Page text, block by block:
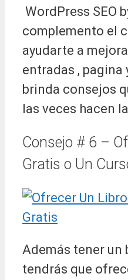
WordPress SEO
complemento el
ayudarte a
entradas ,
brinda consejos
las veces hacen
Consejo # 6 –
Gratis o Un
Además tener un
tendrás que